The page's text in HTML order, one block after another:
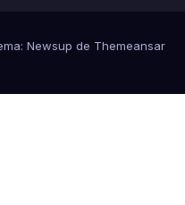
Newsup de Themeansar